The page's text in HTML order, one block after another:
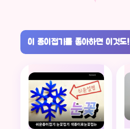
이 종이접기를 좋아하면 이것도!